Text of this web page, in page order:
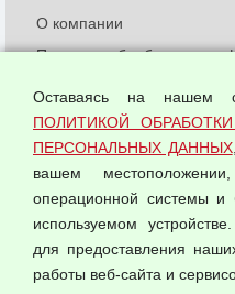
© 2026 ООО "Феникс"
О компании
Политика обработки и
Согласием на обработку
Оферта оптовой купли-
Публичная оферта
Оставаясь на нашем
ПОЛИТИКОЙ
ПЕРСОНАЛЬНЫХ ДАННЫХ
вашем
операционной системы и
используемом
для предоставления
работы веб-сайта и